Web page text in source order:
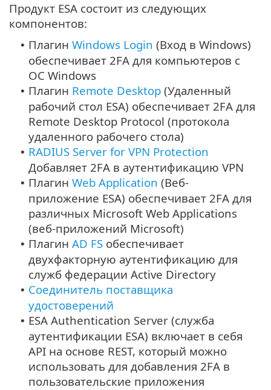
Продукт ESA состоит из следующих
компонентов:
• Плагин Windows Login (Вход в Windows)
обеспечивает 2FA для компьютеров с
ОС Windows
• Плагин Remote Desktop (Удаленный
рабочий стол ESA) обеспечивает 2FA для
Remote Desktop Protocol (протокола
удаленного рабочего стола)
• RADIUS Server for VPN Protection
Добавляет 2FA в аутентификацию VPN
• Плагин Web Application (Веб-
приложение ESA) обеспечивает 2FA для
различных Microsoft Web Applications
(веб-приложений Microsoft)
• Плагин AD FS обеспечивает
двухфакторную аутентификацию для
служб федерации Active Directory
• Соединитель поставщика
удостоверений
• ESA Authentication Server (служба
аутентификации ESA) включает в себя
API на основе REST, который можно
использовать для добавления 2FA в
пользовательские приложения